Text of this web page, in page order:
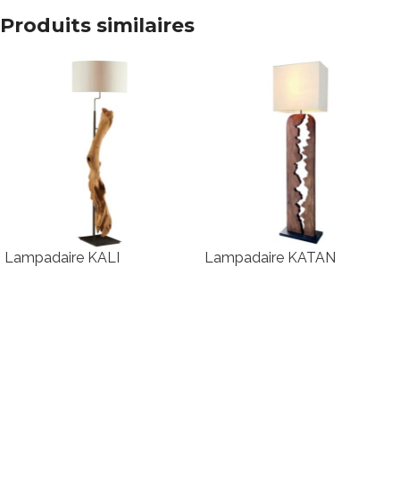
Produits similaires
Lampadaire KALI Lampadaire KATAN